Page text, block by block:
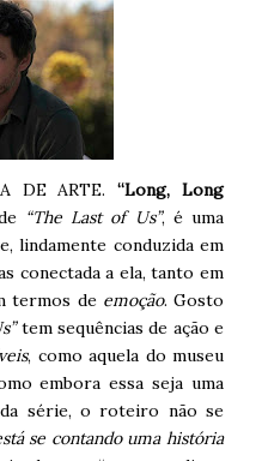
DE ARTE.“Long, Long
“The Last of Us”, é uma
lindamente conduzida em
conectada a ela, tanto em
termos de emoção. Gosto
tem sequências de ação e
, como aquela do museu
embora essa seja uma
série, o roteiro não se
se contando uma história